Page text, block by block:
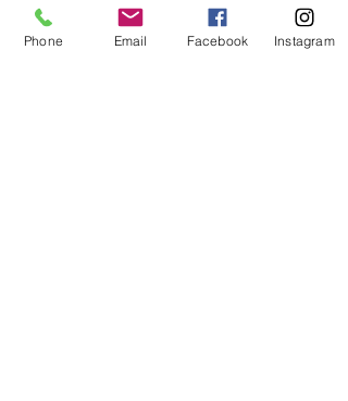
Phone Email Facebook Instagram